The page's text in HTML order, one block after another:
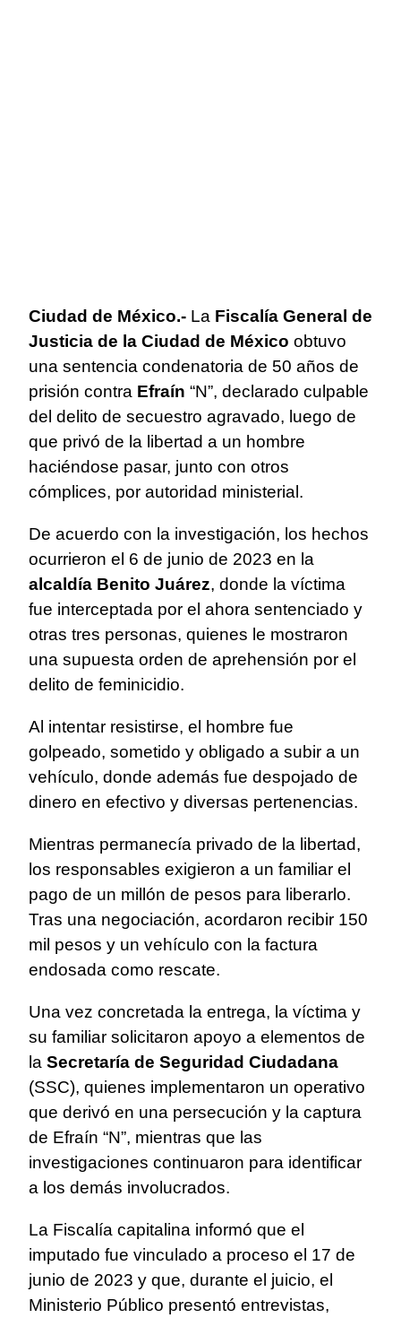
Ciudad de México.- La Fiscalía General de
Justicia de la Ciudad de México obtuvo
una sentencia condenatoria de 50 años de
prisión contra Efraín “N”, declarado culpable
del delito de secuestro agravado, luego de
que privó de la libertad a un hombre
haciéndose pasar, junto con otros
cómplices, por autoridad ministerial.
De acuerdo con la investigación, los hechos
ocurrieron el 6 de junio de 2023 en la
alcaldía Benito Juárez, donde la víctima
fue interceptada por el ahora sentenciado y
otras tres personas, quienes le mostraron
una supuesta orden de aprehensión por el
delito de feminicidio.
Al intentar resistirse, el hombre fue
golpeado, sometido y obligado a subir a un
vehículo, donde además fue despojado de
dinero en efectivo y diversas pertenencias.
Mientras permanecía privado de la libertad,
los responsables exigieron a un familiar el
pago de un millón de pesos para liberarlo.
Tras una negociación, acordaron recibir 150
mil pesos y un vehículo con la factura
endosada como rescate.
Una vez concretada la entrega, la víctima y
su familiar solicitaron apoyo a elementos de
la Secretaría de Seguridad Ciudadana
(SSC), quienes implementaron un operativo
que derivó en una persecución y la captura
de Efraín “N”, mientras que las
investigaciones continuaron para identificar
a los demás involucrados.
La Fiscalía capitalina informó que el
imputado fue vinculado a proceso el 17 de
junio de 2023 y que, durante el juicio, el
Ministerio Público presentó entrevistas,